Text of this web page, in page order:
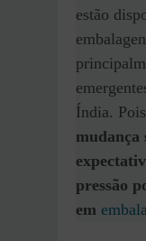
estão
Índia.
mudança
pressão
em